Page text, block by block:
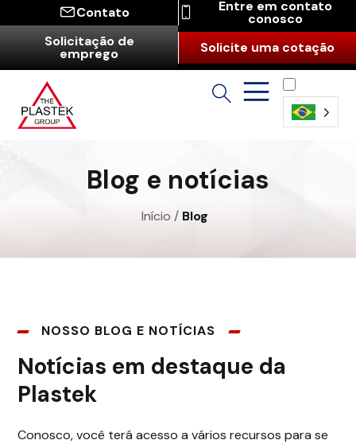
Contato Entre em contato
conosco
Solicitação de
emprego Solicite uma cotação
Blog e notícias
Início / Blog
NOSSO BLOG E NOTÍCIAS
Notícias em destaque da
Plastek
Conosco, você terá acesso a vários recursos para se